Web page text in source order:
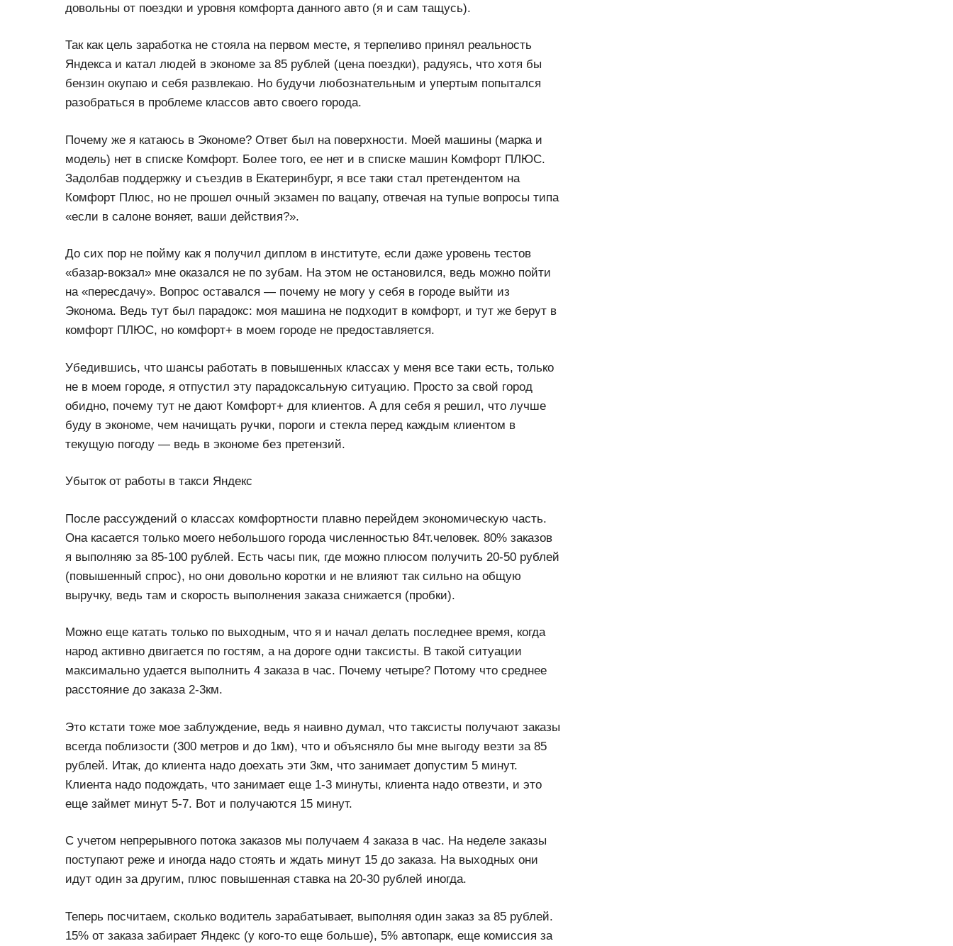
довольны от поездки и уровня комфорта данного авто (я и сам тащусь).
Так как цель заработка не стояла на первом месте, я терпеливо принял реальность
Яндекса и катал людей в экономе за 85 рублей (цена поездки), радуясь, что хотя бы
бензин окупаю и себя развлекаю. Но будучи любознательным и упертым попытался
разобраться в проблеме классов авто своего города.
Почему же я катаюсь в Экономе? Ответ был на поверхности. Моей машины (марка и
модель) нет в списке Комфорт. Более того, ее нет и в списке машин Комфорт ПЛЮС.
Задолбав поддержку и съездив в Екатеринбург, я все таки стал претендентом на
Комфорт Плюс, но не прошел очный экзамен по вацапу, отвечая на тупые вопросы типа
«если в салоне воняет, ваши действия?».
До сих пор не пойму как я получил диплом в институте, если даже уровень тестов
«базар-вокзал» мне оказался не по зубам. На этом не остановился, ведь можно пойти
на «пересдачу». Вопрос оставался — почему не могу у себя в городе выйти из
Эконома. Ведь тут был парадокс: моя машина не подходит в комфорт, и тут же берут в
комфорт ПЛЮС, но комфорт+ в моем городе не предоставляется.
Убедившись, что шансы работать в повышенных классах у меня все таки есть, только
не в моем городе, я отпустил эту парадоксальную ситуацию. Просто за свой город
обидно, почему тут не дают Комфорт+ для клиентов. А для себя я решил, что лучше
буду в экономе, чем начищать ручки, пороги и стекла перед каждым клиентом в
текущую погоду — ведь в экономе без претензий.
Убыток от работы в такси Яндекс
После рассуждений о классах комфортности плавно перейдем экономическую часть.
Она касается только моего небольшого города численностью 84т.человек. 80% заказов
я выполняю за 85-100 рублей. Есть часы пик, где можно плюсом получить 20-50 рублей
(повышенный спрос), но они довольно коротки и не влияют так сильно на общую
выручку, ведь там и скорость выполнения заказа снижается (пробки).
Можно еще катать только по выходным, что я и начал делать последнее время, когда
народ активно двигается по гостям, а на дороге одни таксисты. В такой ситуации
максимально удается выполнить 4 заказа в час. Почему четыре? Потому что среднее
расстояние до заказа 2-3км.
Это кстати тоже мое заблуждение, ведь я наивно думал, что таксисты получают заказы
всегда поблизости (300 метров и до 1км), что и объясняло бы мне выгоду везти за 85
рублей. Итак, до клиента надо доехать эти 3км, что занимает допустим 5 минут.
Клиента надо подождать, что занимает еще 1-3 минуты, клиента надо отвезти, и это
еще займет минут 5-7. Вот и получаются 15 минут.
С учетом непрерывного потока заказов мы получаем 4 заказа в час. На неделе заказы
поступают реже и иногда надо стоять и ждать минут 15 до заказа. На выходных они
идут один за другим, плюс повышенная ставка на 20-30 рублей иногда.
Теперь посчитаем, сколько водитель зарабатывает, выполняя один заказ за 85 рублей.
15% от заказа забирает Яндекс (у кого-то еще больше), 5% автопарк, еще комиссия за